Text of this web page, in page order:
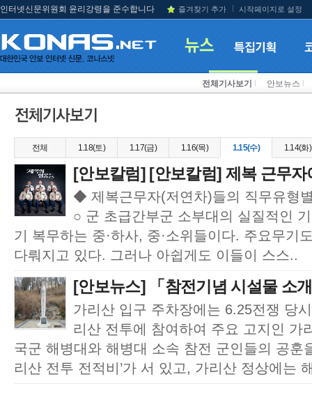
인터넷신문위원회 윤리강령을 준수합니다 즐겨찾기 추가 시작페이지로 설정
전체기사보기 안보뉴스
전체 1.18(토) 1.17(금) 1.16(목) 1.15(수) 1.14(화)
[안보칼럼] [안보칼럼] 제복 근무자
◆ 제복근무자(저연차)들의 직무유형
○ 군 초급간부군 소부대의 실질적인
기 복무하는 중·하사, 중·소위들이다. 주요무기
다뤄지고 있다. 그러나 아쉽게도 이들이 스스..
[안보뉴스] 「참전기념 시설물 소
가리산 입구 주차장에는 6.25전쟁 당
리산 전투에 참여하여 주요 고지인 가
국군 해병대와 해병대 소속 참전 군인들의 공훈
리산 전투 전적비’가 서 있고, 가리산 정상에는